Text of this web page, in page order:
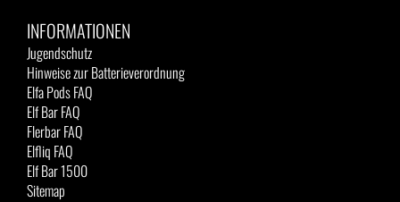
INFORMATIONEN
Jugendschutz
Hinweise zur Batterieverordnung
Elfa Pods FAQ
Elf Bar FAQ
Flerbar FAQ
Elfliq FAQ
Elf Bar 1500
Sitemap